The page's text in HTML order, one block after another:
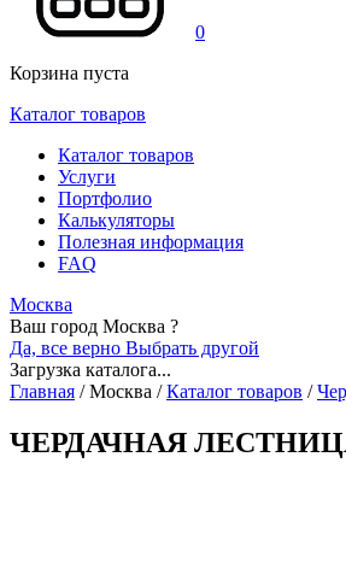
0
Корзина пуста
Каталог товаров
Каталог товаров
Услуги
Портфолио
Калькуляторы
Полезная информация
FAQ
Москва
Ваш город Москва ?
Да, все верно Выбрать другой
Загрузка каталога...
Главная /Москва / Каталог товаров /
ЧЕРДАЧНАЯ ЛЕСТНИЦА